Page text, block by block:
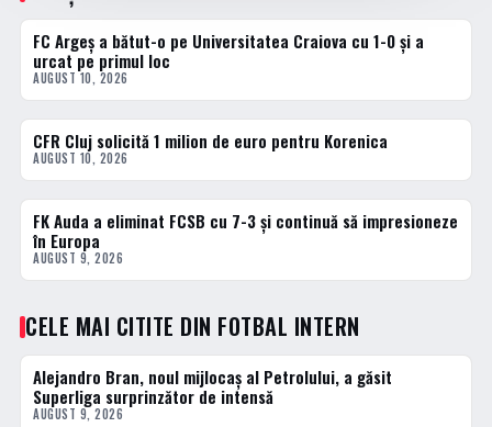
FOTBAL INTERN
FC Argeș a bătut-o pe Universitatea Craiova cu 1-0 și a
urcat pe primul loc
AUGUST 10, 2026
FOTBAL INTERN
CFR Cluj solicită 1 milion de euro pentru Korenica
AUGUST 10, 2026
FOTBAL INTERN
FK Auda a eliminat FCSB cu 7-3 și continuă să impresioneze
în Europa
AUGUST 9, 2026
CELE MAI CITITE DIN FOTBAL INTERN
1 · TOP
Alejandro Bran, noul mijlocaș al Petrolului, a găsit
Superliga surprinzător de intensă
AUGUST 9, 2026